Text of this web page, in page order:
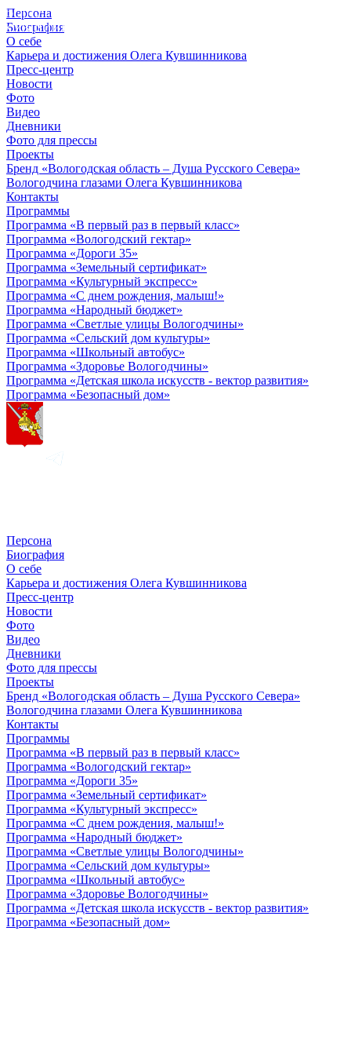
Персона
Биография
О себе
Карьера и достижения Олега Кувшинникова
Пресс-центр
Новости
Фото
Видео
Дневники
Фото для прессы
Проекты
Бренд «Вологодская область – Душа Русского Севера»
Вологодчина глазами Олега Кувшинникова
Контакты
Программы
Программа «В первый раз в первый класс»
Программа «Вологодский гектар»
Программа «Дороги 35»
Программа «Земельный сертификат»
Программа «Культурный экспресс»
Программа «С днем рождения, малыш!»
Программа «Народный бюджет»
Программа «Светлые улицы Вологодчины»
Программа «Сельский дом культуры»
Программа «Школьный автобус»
Программа «Здоровье Вологодчины»
Программа «Детская школа искусств - вектор развития»
Программа «Безопасный дом»
© 2012 - 2023,
КУВШИННИКОВ О.А.
Персона
Биография
О себе
Карьера и достижения Олега Кувшинникова
Пресс-центр
Новости
Фото
Видео
Дневники
Фото для прессы
Проекты
Бренд «Вологодская область – Душа Русского Севера»
Вологодчина глазами Олега Кувшинникова
Контакты
Программы
Программа «В первый раз в первый класс»
Программа «Вологодский гектар»
Программа «Дороги 35»
Программа «Земельный сертификат»
Программа «Культурный экспресс»
Программа «С днем рождения, малыш!»
Программа «Народный бюджет»
Программа «Светлые улицы Вологодчины»
Программа «Сельский дом культуры»
Программа «Школьный автобус»
Программа «Здоровье Вологодчины»
Программа «Детская школа искусств - вектор развития»
Программа «Безопасный дом»